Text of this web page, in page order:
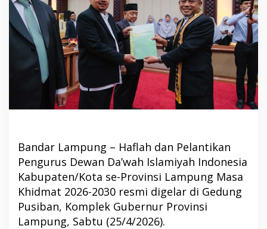
Bandar Lampung – Haflah dan Pelantikan
Pengurus Dewan Da’wah Islamiyah Indonesia
Kabupaten/Kota se-Provinsi Lampung Masa
Khidmat 2026-2030 resmi digelar di Gedung
Pusiban, Komplek Gubernur Provinsi
Lampung, Sabtu (25/4/2026).